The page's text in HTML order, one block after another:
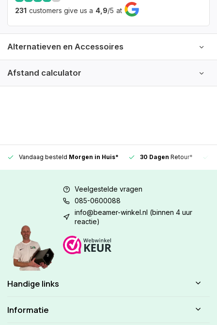
231 customers give us a 4,9/5 at
Alternatieven en Accessoires
Afstand calculator
Vandaag besteld Morgen in Huis* 30 Dagen Retour*
Veelgestelde vragen
085-0600088
info@beamer-winkel.nl (binnen 4 uur
reactie)
Handige links
Informatie